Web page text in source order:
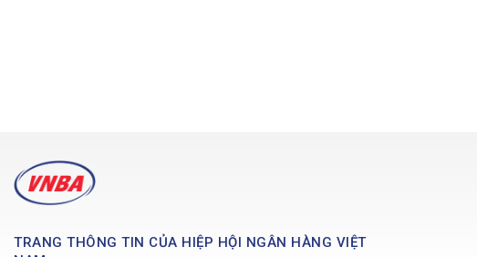
TRANG THÔNG TIN CỦA HIỆP HỘI NGÂN HÀNG VIỆT